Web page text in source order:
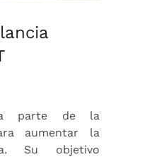
parte de la
aumentar la
Su objetivo